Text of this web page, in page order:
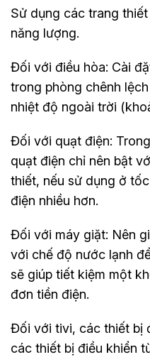
Sử dụng các trang
năng lượng.
Đối với điều hòa: Cài
trong phòng chênh
nhiệt độ ngoài trời
Đối với quạt điện:
quạt điện chỉ nên bật
thiết, nếu sử dụng ở
điện nhiều hơn.
Đối với máy giặt: Nên
với chế độ nước lạnh
sẽ giúp tiết kiệm một
đơn tiền điện.
Đối với tivi, các thiết bị
các thiết bị điều khiển